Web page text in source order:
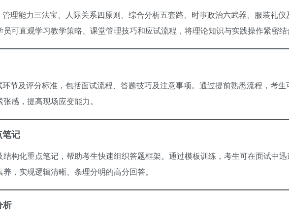
理能力三法宝、人际关系四原则、综合分析五套路、时事政治六武器、服装礼仪
可直观学习教学策略、课堂管理技巧和应试流程，将理论知识与实践操作紧密结
节及评分标准，包括面试流程、答题技巧及注意事项。通过提前熟悉流程，考生
感，提高现场应变能力。
笔记
构化重点笔记，帮助考生快速组织答题框架。通过模板训练，考生可在面试中迅
，实现逻辑清晰、条理分明的高分回答。
析